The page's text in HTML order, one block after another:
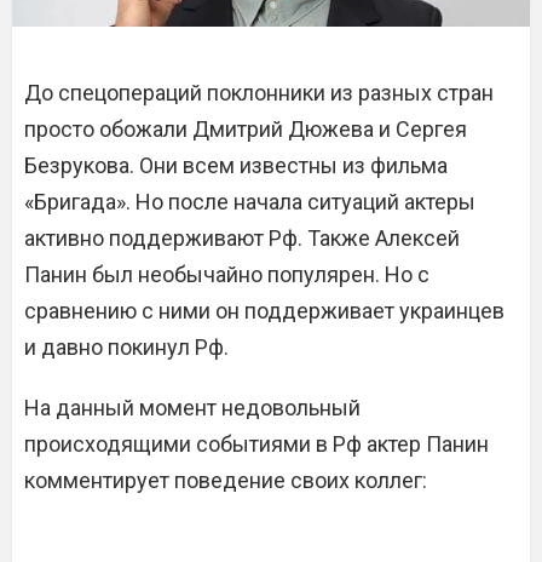
До спецопераций поклонники из разных стран
просто обожали Дмитрий Дюжева и Сергея
Безрукова. Они всем известны из фильма
«Бригада». Но после начала ситуаций актеры
активно поддерживают Рф. Также Алексей
Панин был необычайно популярен. Но с
сравнению с ними он поддерживает украинцев
и давно покинул Рф.
На данный момент недовольный
происходящими событиями в Рф актер Панин
комментирует поведение своих коллег: